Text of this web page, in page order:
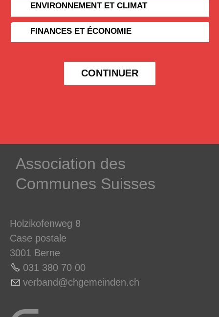
ENVIRONNEMENT ET CLIMAT
FINANCES ET ÉCONOMIE
CONTINUER
­Association des­
Communes ­Suisses
Holzikofenweg 8
Case postale
3001 Berne
031 380 70 00
v rb nd chg m nd n ch